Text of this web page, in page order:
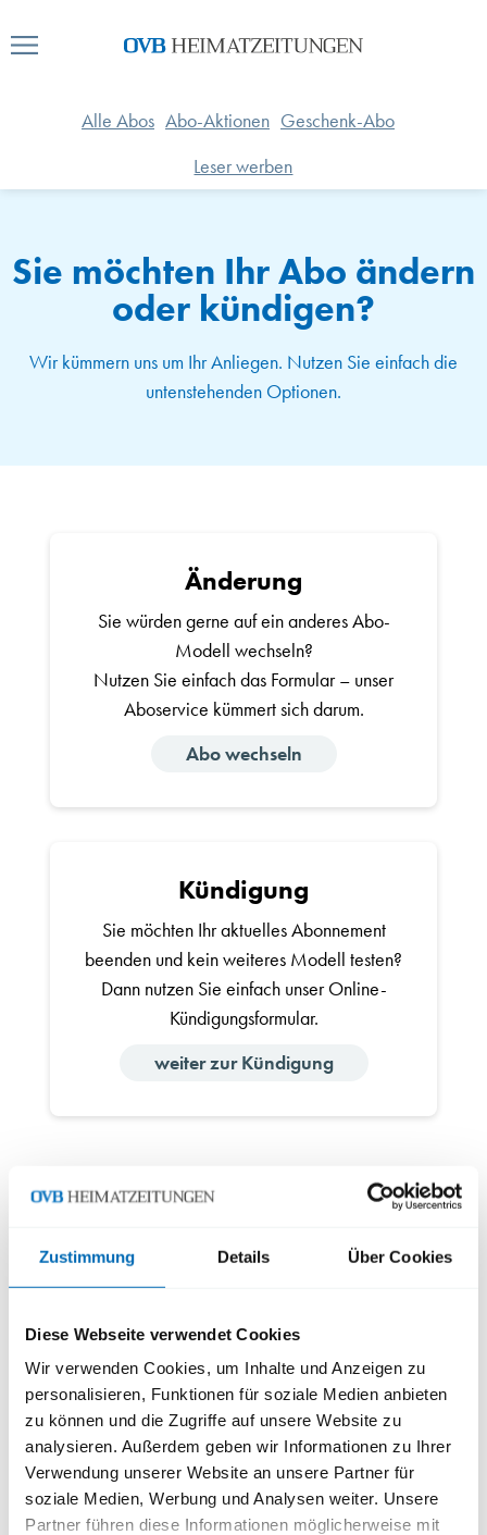
Zustimmung Details Über Cookies
Diese Webseite verwendet Cookies
Wir verwenden Cookies, um Inhalte und Anzeigen zu
personalisieren, Funktionen für soziale Medien anbieten
zu können und die Zugriffe auf unsere Website zu
analysieren. Außerdem geben wir Informationen zu Ihrer
Verwendung unserer Website an unsere Partner für
soziale Medien, Werbung und Analysen weiter. Unsere
Partner führen diese Informationen möglicherweise mit
Alle Abos Abo-Aktionen Geschenk-Abo
Leser werben
Sie möchten Ihr Abo ändern
oder kündigen?
Wir kümmern uns um Ihr Anliegen. Nutzen Sie einfach die
untenstehenden Optionen.
Änderung
Sie würden gerne auf ein anderes Abo-
Modell wechseln?
Nutzen Sie einfach das Formular – unser
Aboservice kümmert sich darum.
Abo wechseln
Kündigung
Sie möchten Ihr aktuelles Abonnement
beenden und kein weiteres Modell testen?
Dann nutzen Sie einfach unser Online-
Kündigungsformular.
weiter zur Kündigung
Es gab Probleme bei der Zustellung oder etwas hat
Reklamation
Benötigen Sie Hilfe?
Sollten Sie weitere Fragen haben, nutzen Sie bitte
unsere Kontaktmöglichkeiten.
Unser Kundenservice hilft Ihnen gerne weiter.